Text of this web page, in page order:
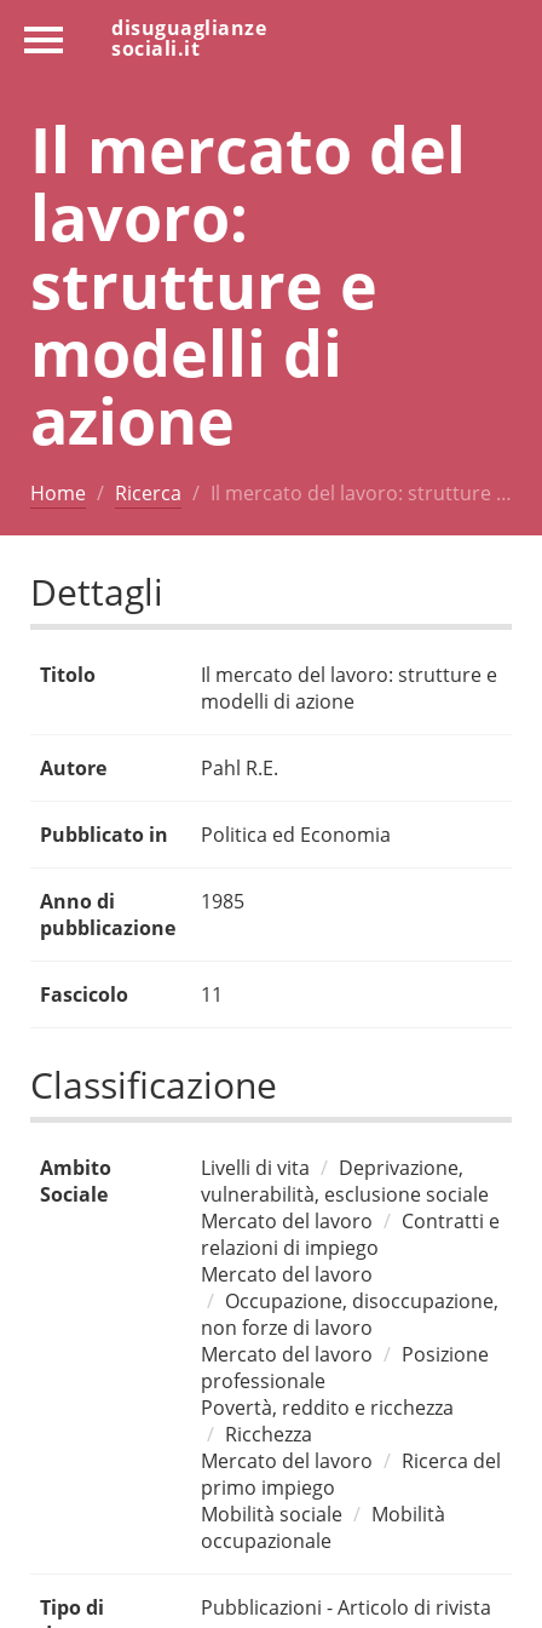
disuguaglianze
sociali.it
Il mercato del
lavoro:
strutture e
modelli di
azione
Home Ricerca Il mercato del lavoro: strutture …
Dettagli
Titolo
Il mercato del lavoro: strutture e
modelli di azione
Autore Pahl R.E.
Pubblicato in Politica ed Economia
Anno di
pubblicazione
1985
Fascicolo 11
Classificazione
Ambito
Sociale
Livelli di vita
Deprivazione,
vulnerabilità, esclusione sociale
Mercato del lavoro
Contratti e
relazioni di impiego
Mercato del lavoro
Occupazione, disoccupazione,
non forze di lavoro
Mercato del lavoro
Posizione
professionale
Povertà, reddito e ricchezza
Ricchezza
Mercato del lavoro
Ricerca del
primo impiego
Mobilità sociale
Mobilità
occupazionale
Tipo di
Pubblicazioni - Articolo di rivista